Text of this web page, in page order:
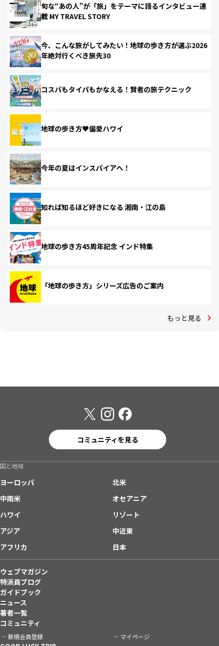
旬な“あの人”が「旅」をテーマに語るインタビュー連
載 MY TRAVEL STORY
今、こんな旅がしてみたい！地球の歩き方が選ぶ2026
年絶対行くべき旅先30
コスパもタイパもかなえる！賢者の旅テクニック
地球の歩き方♥偏愛ハワイ
今年の夏はインスパイアへ！
知れば知るほど好きになる 湘南・江の島
地球の歩き方45周年記念 インド特集
「地球の歩き方」シリーズ広告のご案内
もっと見る
コミュニティを見る
国と地域
ヨーロッパ
北米
中南米
オセアニア
ハワイ
リゾート
アジア
中近東
アフリカ
日本
ウェブマガジン
特派員ブログ
ガイドブック
ニュース
著者一覧
コミュニティ
新規会員登録 マイページ